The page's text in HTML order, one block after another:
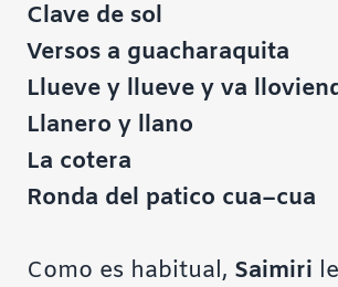
Clave de sol
Versos a guacharaquita
Llueve y llueve y va
Llanero y llano
La cotera
Ronda del patico cua–cua
Como es habitual, Saimiri